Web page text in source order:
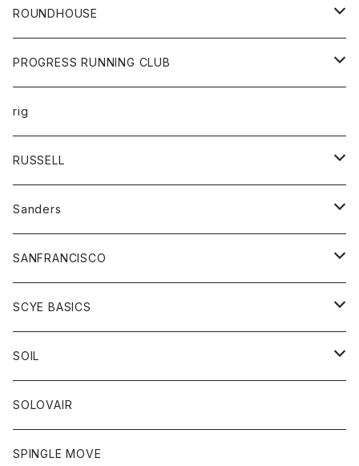
カーディガン
ニット
ベスト
ショートパンツ
パンツ
レディース
カットソー
コート
ボトム
ワンピース
ボトム
ROUNDHOUSE
エプロン
キッズ
オーバーオール
ボトム
ペインターパンツ
PROGRESS RUNNING CLUB
トップス
Tシャツ
グッズ
帽子
rig
RUSSELL
アウター
コート
パーカー
スカート
Tシャツ
トップス
Tシャツ
トレーナー
ボトム
ショートパンツ
レディース
Sanders
グッズ
靴
SANFRANCISCO
アウター
カーディガン
コート
グッズ
ネクタイ
グローブ
アクセサリー
トップス
SCYE BASICS
ボトム
ジーンズ
チノパン
トップス
ポロシャツ
靴
SOIL
靴
ワンピース
SOLOVAIR
SPINGLE MOVE